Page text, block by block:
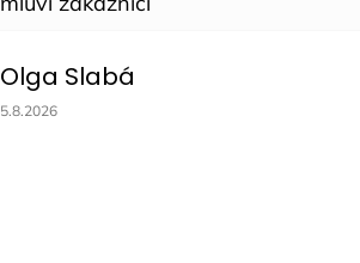
Olga Slabá
Hodnocení obchodu je 5 z 5 hvězdiček.
5.8.2026